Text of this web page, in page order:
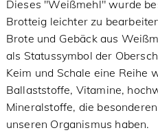
Dieses "Weißmehl" wurde
Brotteig leichter zu
Brote und Gebäck aus
als Statussymbol der
Keim und Schale eine Reihe
Ballaststoffe, Vitamine,
Mineralstoffe, die
unseren Organismus haben.